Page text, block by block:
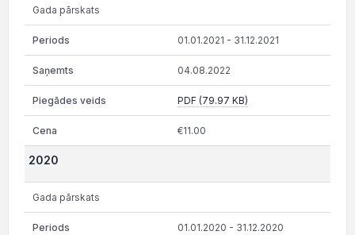
Gada pārskats
01.01.2021 - 31.12.2021
04.08.2022
PDF (79.97 KB)
€11.00
2020
Gada pārskats
01.01.2020 - 31.12.2020